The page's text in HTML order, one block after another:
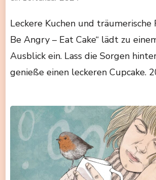
Leckere Kuchen und träumerische
Be Angry – Eat Cake“ lädt zu
Ausblick ein. Lass die Sorgen
genieße einen leckeren Cupcake.